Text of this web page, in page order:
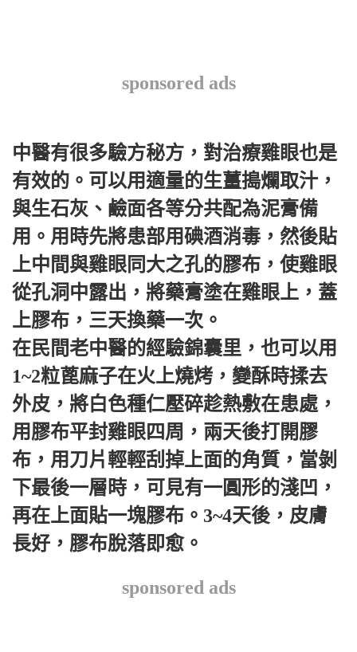
sponsored ads
中醫有很多驗方秘方，對治療雞眼也是
有效的。可以用適量的生薑搗爛取汁，
與生石灰、鹼面各等分共配為泥膏備
用。用時先將患部用碘酒消毒，然後貼
上中間與雞眼同大之孔的膠布，使雞眼
從孔洞中露出，將藥膏塗在雞眼上，蓋
上膠布，三天換藥一次。
在民間老中醫的經驗錦囊里，也可以用
1~2粒蓖麻子在火上燒烤，變酥時揉去
外皮，將白色種仁壓碎趁熱敷在患處，
用膠布平封雞眼四周，兩天後打開膠
布，用刀片輕輕刮掉上面的角質，當剝
下最後一層時，可見有一圓形的淺凹，
再在上面貼一塊膠布。3~4天後，皮膚
長好，膠布脫落即愈。
sponsored ads